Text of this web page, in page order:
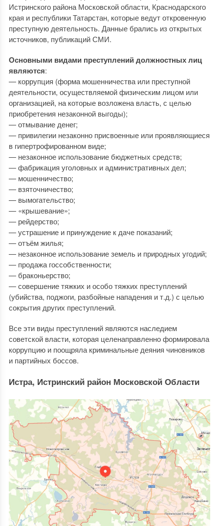
Истринского района Московской области, Краснодарского
края и республики Татарстан, которые ведут откровенную
преступную деятельность. Данные брались из открытых
источников, публикаций СМИ.
Основными видами преступлений должностных лиц
являются:
— коррупция (форма мошенничества или преступной
деятельности, осуществляемой физическим лицом или
организацией, на которые возложена власть, с целью
приобретения незаконной выгоды);
— отмывание денег;
— привилегии незаконно присвоенные или проявляющиеся
в гипертрофированном виде;
— незаконное использование бюджетных средств;
— фабрикация уголовных и административных дел;
— мошенничество;
— взяточничество;
— вымогательство;
— «крышевание»;
— рейдерство;
— устрашение и принуждение к даче показаний;
— отъём жилья;
— незаконное использование земель и природных угодий;
— продажа госсобственности;
— браконьерство;
— совершение тяжких и особо тяжких преступлений
(убийства, поджоги, разбойные нападения и т.д.) с целью
сокрытия других преступлений.
Все эти виды преступлений являются наследием
советской власти, которая целенаправленно формировала
коррупцию и поощряла криминальные деяния чиновников
и партийных боссов.
Истра, Истринский район Московской Области